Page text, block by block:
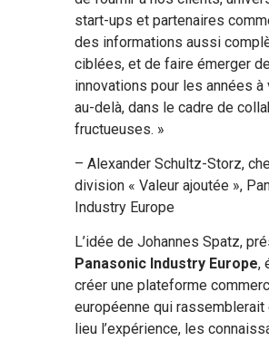
start-ups et partenaires
des informations aussi
ciblées, et de faire émerger
innovations pour les années à
au-delà, dans le cadre de
fructueuses. »
– Alexander Schultz-Storz,
division « Valeur ajoutée »,
Industry Europe
L’idée de Johannes Spatz,
Panasonic Industry Europe,
créer une plateforme
européenne qui rassemblerait
lieu l’expérience, les